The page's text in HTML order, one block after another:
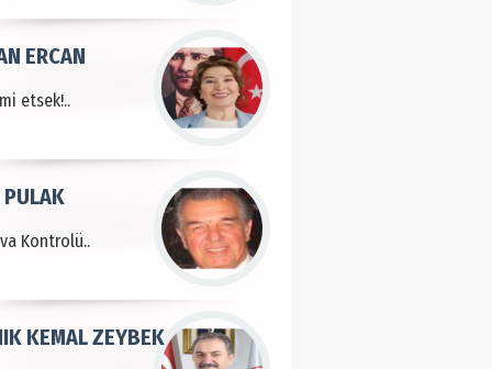
etsek!..
ERCAN
Kontrolü..
PULAK
KEMAL ZEYBEK